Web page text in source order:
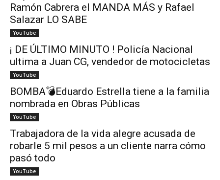
Ramón Cabrera el MANDA MÁS y Rafael
Salazar LO SABE
YouTube
¡ DE ÚLTIMO MINUTO ! Policía Nacional
ultima a Juan CG, vendedor de motocicletas
YouTube
BOMBA💣Eduardo Estrella tiene a la familia
nombrada en Obras Públicas
YouTube
Trabajadora de la vida alegre acusada de
robarle 5 mil pesos a un cliente narra cómo
pasó todo
YouTube